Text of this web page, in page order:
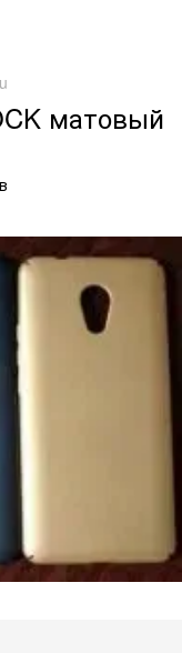
матовый